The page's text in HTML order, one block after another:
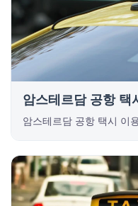
암스테르담 공항 택
암스테르담 공항 택시 이